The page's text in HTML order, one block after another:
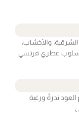
والأخشاب،
عطري فرنسي
ندرةً ورغبة